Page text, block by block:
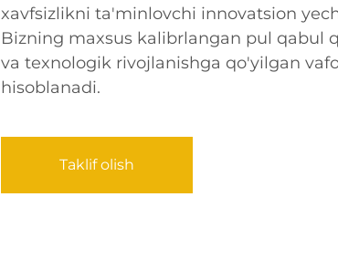
xavfsizlikni ta'minlovchi innovatsion
Bizning maxsus kalibrlangan pul qabul
va texnologik rivojlanishga qo'yilgan
hisoblanadi.
Taklif olish